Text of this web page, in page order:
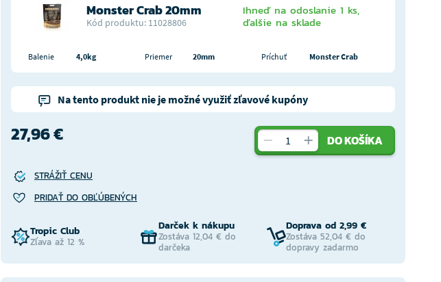
Monster Crab 20mm
Kód produktu: 11028806
Ihneď na odoslanie 1 ks,
ďalšie na sklade
Balenie 4,0kg Priemer 20mm Príchuť Monster Crab
Na tento produkt nie je možné využiť zľavové kupóny
27,96 € DO KOŠÍKA
STRÁŽIŤ CENU
PRIDAŤ DO OBĽÚBENÝCH
Tropic Club
Zľava až 12 %
Darček k nákupu
Zostáva 12,04 € do
darčeka
Doprava od 2,99 €
Zostáva 52,04 € do
dopravy zadarmo